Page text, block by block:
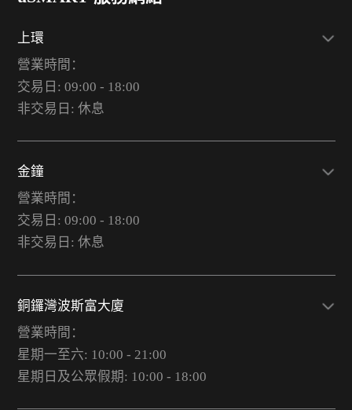
上環
營業時間：
交易日: 09:00 - 18:00
非交易日: 休息
金鐘
營業時間：
交易日: 09:00 - 18:00
非交易日: 休息
銅鑼灣波斯富大廈
營業時間：
星期一至六: 10:00 - 21:00
星期日及公眾假期: 10:00 - 18:00